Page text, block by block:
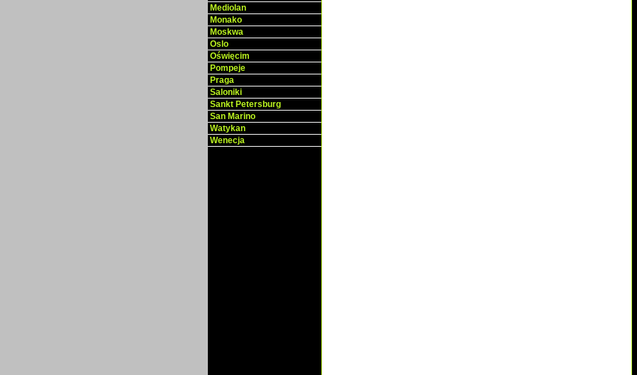
Mediolan
Monako
Moskwa
Oslo
Oświęcim
Pompeje
Praga
Saloniki
Sankt Petersburg
San Marino
Watykan
Wenecja